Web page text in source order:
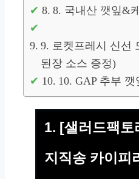
8. 국내산 깻잎&
9. 로켓프레시 신선
된장 소스 증정)
10. GAP 추부 깻
1. [샐러드팩토
지직송 카이피